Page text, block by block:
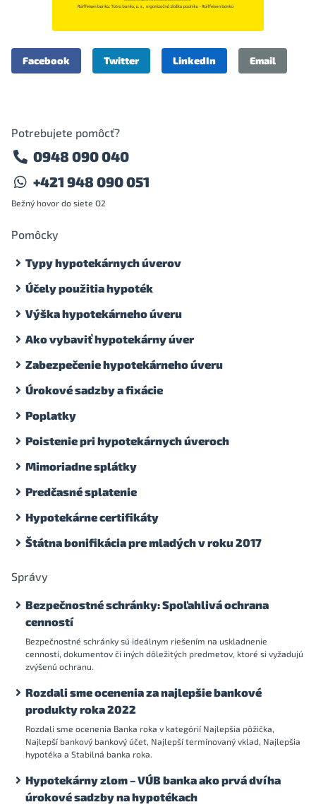
Facebook Twitter LinkedIn Email
Potrebujete pomôcť?
0948 090 040
+421 948 090 051
Bežný hovor do siete O2
Pomôcky
Typy hypotekárnych úverov
Účely použitia hypoték
Výška hypotekárneho úveru
Ako vybaviť hypotekárny úver
Zabezpečenie hypotekárneho úveru
Úrokové sadzby a fixácie
Poplatky
Poistenie pri hypotekárnych úveroch
Mimoriadne splátky
Predčasné splatenie
Hypotekárne certifikáty
Štátna bonifikácia pre mladých v roku 2017
Správy
Bezpečnostné schránky: Spoľahlivá ochrana
cenností
Bezpečnostné schránky sú ideálnym riešením na uskladnenie
cenností, dokumentov či iných dôležitých predmetov, ktoré si vyžadujú
zvýšenú ochranu.
Rozdali sme ocenenia za najlepšie bankové
produkty roka 2022
Rozdali sme ocenenia Banka roka v kategórií Najlepšia pôžička,
Najlepší bankový bankový účet, Najlepší termínovaný vklad, Najlepšia
hypotéka a Stabilná banka roka.
Hypotekárny zlom – VÚB banka ako prvá dvíha
úrokové sadzby na hypotékach